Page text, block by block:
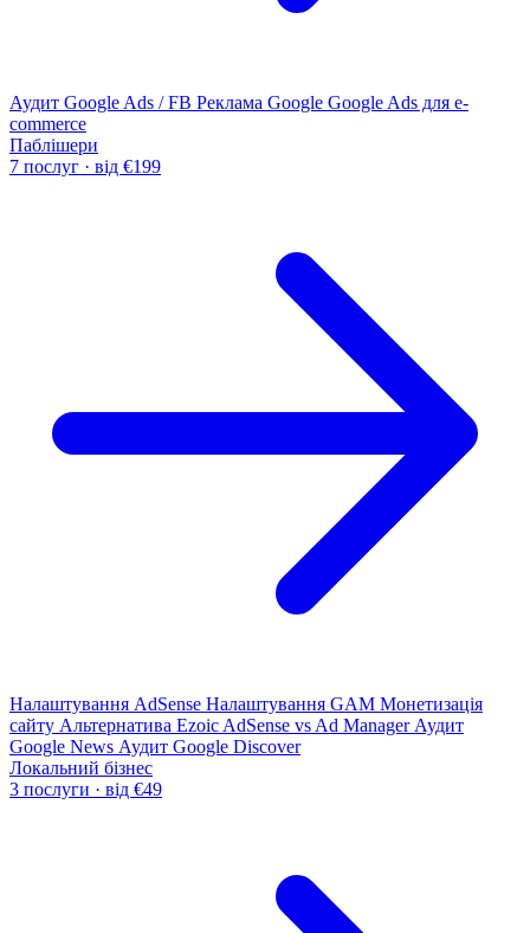
Аудит Google Ads / FB Реклама Google Google Ads для e-
commerce
Паблішери
7 послуг · від €199
Налаштування AdSense Налаштування GAM Монетизація
сайту Альтернатива Ezoic AdSense vs Ad Manager Аудит
Google News Аудит Google Discover
Локальний бізнес
3 послуги · від €49